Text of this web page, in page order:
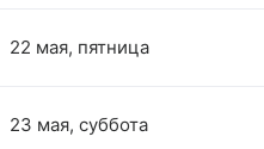
22 мая, пятница
23 мая, суббота